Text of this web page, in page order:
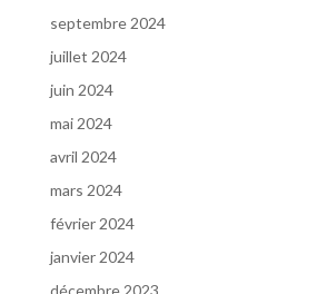
septembre 2024
juillet 2024
juin 2024
mai 2024
avril 2024
mars 2024
février 2024
janvier 2024
décembre 2023